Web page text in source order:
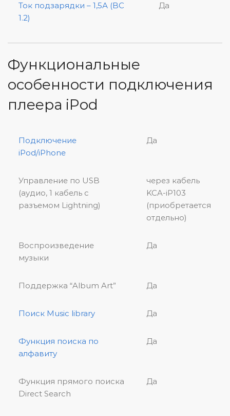
Ток подзарядки – 1,5А (BC
1.2)
Да
Функциональные
особенности подключения
плеера iPod
Подключение
iPod/iPhone
Да
Управление по USB
(аудио, 1 кабель с
разъемом Lightning)
через кабель
KCA-iP103
(приобретается
отдельно)
Воспроизведение
музыки
Да
Поддержка “Album Art” Да
Поиск Music library Да
Функция поиска по
алфавиту
Да
Функция прямого поиска
Direct Search
Да